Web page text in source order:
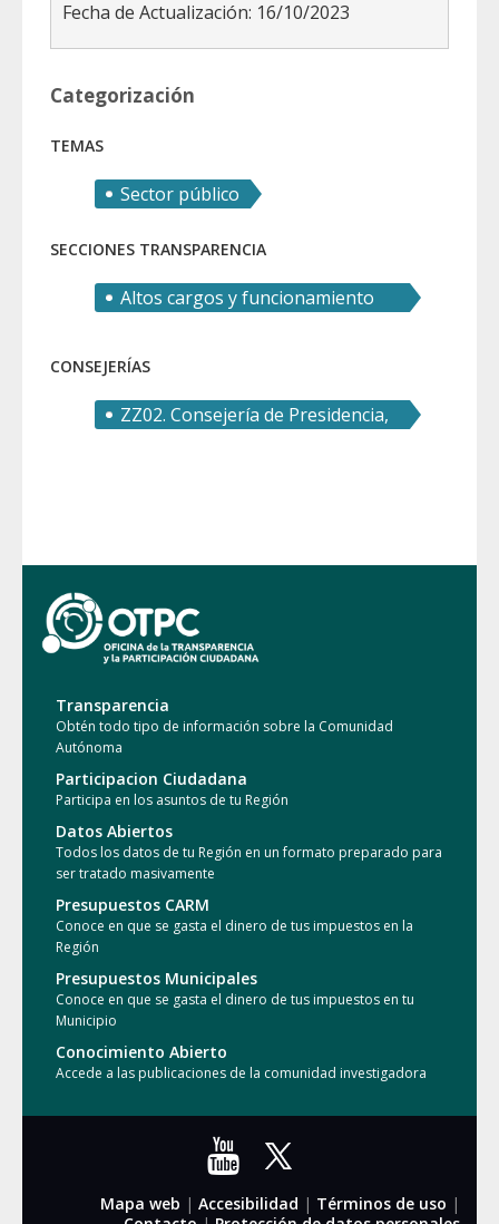
Fecha de Actualización: 16/10/2023
Categorización
TEMAS
Sector público
SECCIONES TRANSPARENCIA
Altos cargos y funcionamiento
CONSEJERÍAS
ZZ02. Consejería de Presidencia,
Transparencia
Obtén todo tipo de información sobre la Comunidad
Autónoma
Participacion Ciudadana
Participa en los asuntos de tu Región
Datos Abiertos
Todos los datos de tu Región en un formato preparado para
ser tratado masivamente
Presupuestos CARM
Conoce en que se gasta el dinero de tus impuestos en la
Región
Presupuestos Municipales
Conoce en que se gasta el dinero de tus impuestos en tu
Municipio
Conocimiento Abierto
Accede a las publicaciones de la comunidad investigadora
Mapa web | Accesibilidad | Términos de uso |